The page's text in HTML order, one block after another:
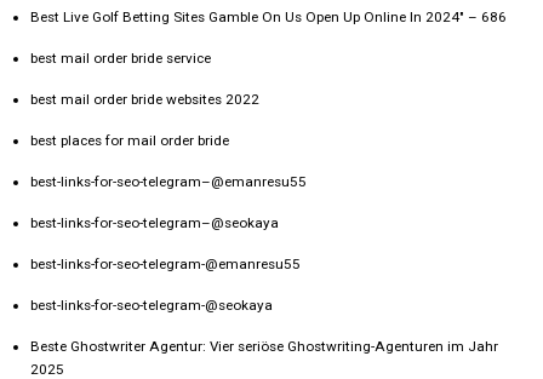
Best Live Golf Betting Sites Gamble On Us Open Up Online In 2024" – 686
best mail order bride service
best mail order bride websites 2022
best places for mail order bride
best-links-for-seo-telegram–@emanresu55
best-links-for-seo-telegram–@seokaya
best-links-for-seo-telegram-@emanresu55
best-links-for-seo-telegram-@seokaya
Beste Ghostwriter Agentur: Vier seriöse Ghostwriting-Agenturen im Jahr
2025